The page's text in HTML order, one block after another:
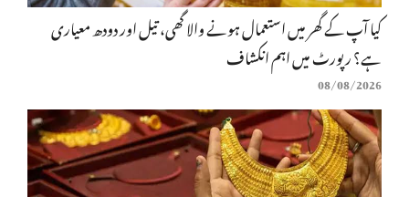
کیا آپ کے گھر میں استعمال ہونے والا گھی، تیل اور دودھ معیاری
ہے؟ رپورٹ میں اہم انکشاف
08/08/2026